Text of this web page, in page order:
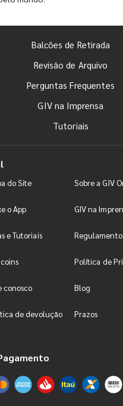
Balcões de Retirada
Revisão de Arquivo
Perguntas Frequentes
GIV na Imprensa
Tutoriais
do Site Sobre a GIV
o App GIV na
e Tutoriais Regulamento
Política de
conosco Blog
de devolução Prazos